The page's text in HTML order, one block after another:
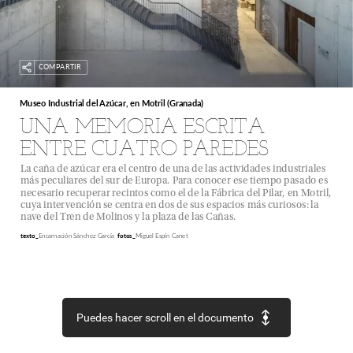
UNA MEMORIA ESCRITA
ENTRE CUATRO PAREDES
Museo Industrial del Azúcar, en Motril (Granada)
texto_ EncarnaciónSánchez García fotos_ Miguel Espín Canet
Lacaña de azúcar era el centro de una de las actividades industriales
más peculiares del sur de Europa. Para conocer ese tiempo pasado es
necesario recuperar recintos como el de laFábrica del Pilar, en Motril,
cuya intervenciónse centra endos de sus espacios más curiosos:la
nave del Tren de Molinos ylaplaza de las Cañas.
COMPARTIR
optó
por modelos bajas emisionessonoras,
incorpo-
rando
reducenlasvibraciones,ycon
predominio
frente a rotatorios. Se
incorporan techos acústicos favorece
acon-
dicionamiento
acústico. Las instalaciones técnicas
ruidosas,comolabomba frío,se
sitúanfueradela
recuperacióntipológicaybuceandoenlatradición,para
realizar una construcción sostenible,fundamentada
Nuestros ancestros
fueron
pioneros en bioconstrucción,ypara buscarunfuturo
sustentable,tendremosque echarlavista atrás.•
Puedes hacer scroll en el documento